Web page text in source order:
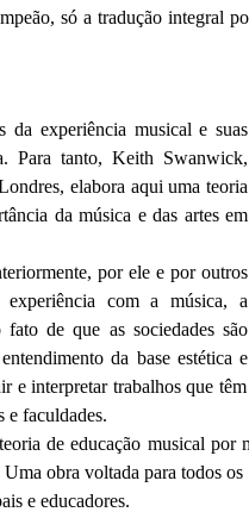
só a tradução integral
da experiência musical e suas
Para tanto, Keith Swanwick,
elabora aqui uma teoria
da música e das artes em
por ele e por outros
experiência com a música, a
de que as sociedades são
da base estética e
e interpretar trabalhos que
e faculdades.
de educação musical por
obra voltada para todos os
e educadores.